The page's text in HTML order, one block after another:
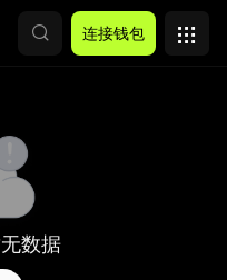
连接钱包
数据